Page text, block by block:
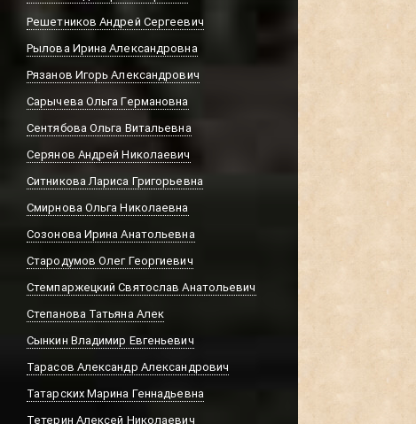
Решетников Андрей Сергеевич
Рылова Ирина Александровна
Рязанов Игорь Александрович
Сарычева Ольга Германовна
Сентябова Ольга Витальевна
Серянов Андрей Николаевич
Ситникова Лариса Григорьевна
Смирнова Ольга Николаевна
Созонова Ирина Анатольевна
Стародумов Олег Георгиевич
Стемпаржецкий Святослав Анатольевич
Степанова Татьяна Алек
Сынкин Владимир Евгеньевич
Тарасов Александр Александрович
Татарских Марина Геннадьевна
Тетерин Алексей Николаевич